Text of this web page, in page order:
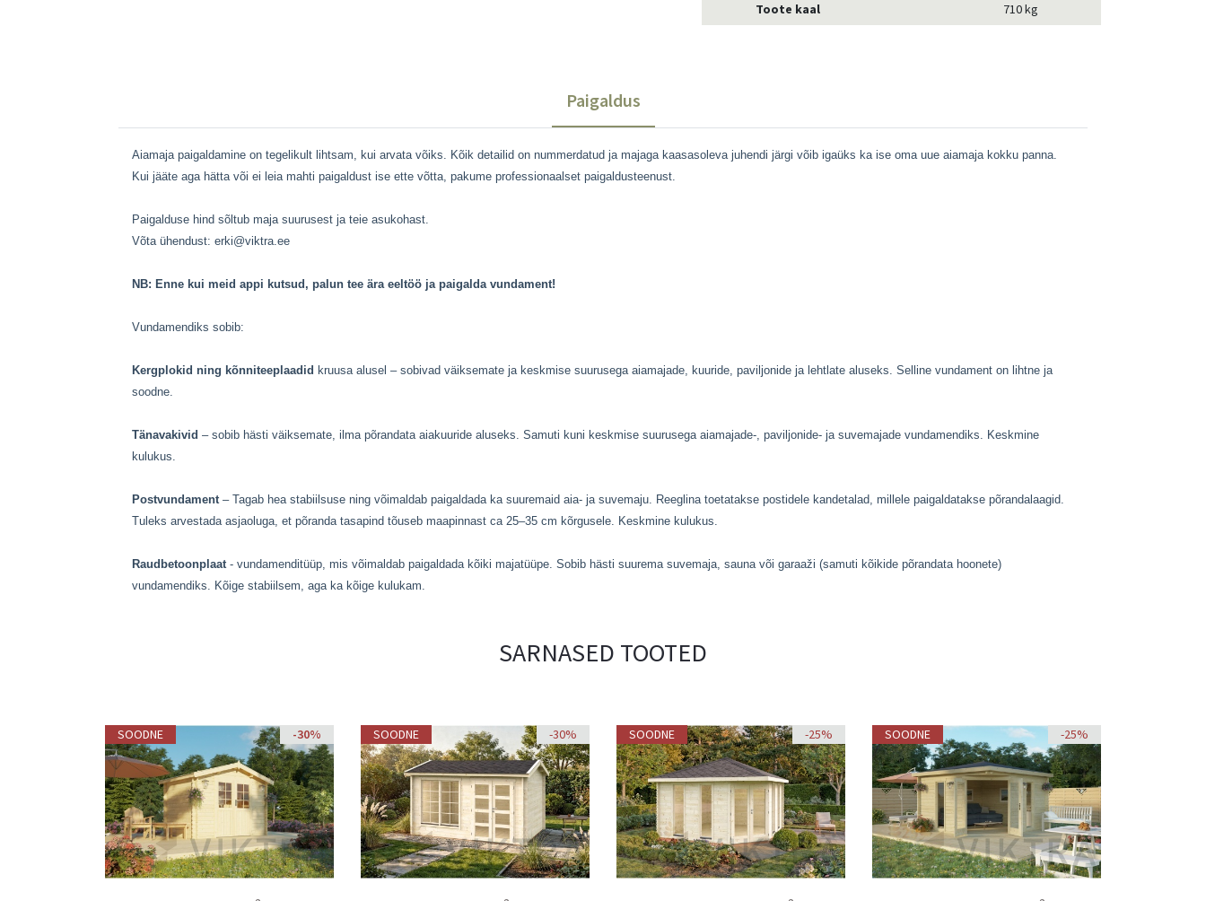
Toote kaal
710 kg
Paigaldus
Aiamaja paigaldamine on tegelikult lihtsam, kui arvata võiks. Kõik detailid on nummerdatud ja majaga kaasasoleva juhendi järgi võib igaüks ka ise oma uue aiamaja kokku panna.
Kui jääte aga hätta või ei leia mahti paigaldust ise ette võtta, pakume professionaalset paigaldusteenust.
Paigalduse hind sõltub maja suurusest ja teie asukohast.
Võta ühendust: erki@viktra.ee
NB: Enne kui meid appi kutsud, palun tee ära eeltöö ja paigalda vundament!
Vundamendiks sobib:
Kergplokid ning kõnniteeplaadid kruusa alusel – sobivad väiksemate ja keskmise suurusega aiamajade, kuuride, paviljonide ja lehtlate aluseks. Selline vundament on lihtne ja
soodne.
Tänavakivid – sobib hästi väiksemate, ilma põrandata aiakuuride aluseks. Samuti kuni keskmise suurusega aiamajade-, paviljonide- ja suvemajade vundamendiks. Keskmine
kulukus.
Postvundament– Tagab hea stabiilsuse ning võimaldab paigaldada ka suuremaid aia- ja suvemaju. Reeglina toetatakse postidele kandetalad, millele paigaldatakse põrandalaagid.
Tuleks arvestada asjaoluga, et põranda tasapind tõuseb maapinnast ca 25–35 cm kõrgusele. Keskmine kulukus.
Raudbetoonplaat- vundamenditüüp, mis võimaldab paigaldada kõiki majatüüpe. Sobib hästi suurema suvemaja, sauna või garaaži (samuti kõikide põrandata hoonete)
vundamendiks. Kõige stabiilsem, aga ka kõige kulukam.
SARNASED TOOTED
SOODNE -30%
SOODNE -30% SOODNE -30% SOODNE -25% SOODNE -25%